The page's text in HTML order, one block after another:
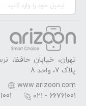
تهران، خیابان حافظ،
پلاک 7، واحد 8
www.arizoon.com
۰۲۱ - 66761001